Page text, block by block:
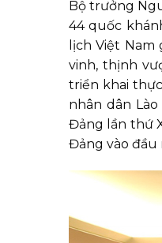
Bộ trưởng
44 quốc
lịch Việt
vinh, thịnh
triển khai
nhân dân
Đảng lần thứ
Đảng vào đầu